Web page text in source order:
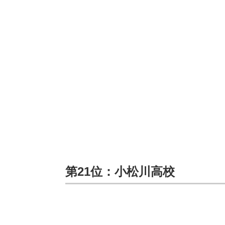
第21位：小松川高校